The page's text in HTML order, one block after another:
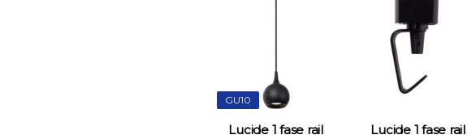
GU10
Lucide 1 fase rail
Lucide 1 fase rail